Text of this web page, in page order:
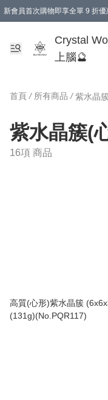
新會員首次購物即享全單 9 折優
Crystal
上腦🔮
首頁 / 所有商品 / 紫水晶簇
紫水晶簇(
16項 商品
高質(心形)紫水晶簇
(131g)(No.PQR117)